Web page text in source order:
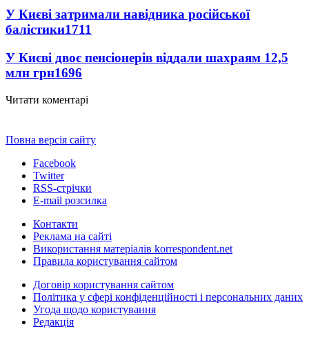
У Києві затримали навідника російської
балістики1711
У Києві двоє пенсіонерів віддали шахраям 12,5
млн грн1696
Читати коментарі
Повна версія сайту
Facebook
Twitter
RSS-стрічки
E-mail розсилка
Контакти
Реклама на сайті
Використання матеріалів korrespondent.net
Правила користування сайтом
Договір користування сайтом
Політика у сфері конфіденційності і персональних даних
Угода щодо користування
Редакція